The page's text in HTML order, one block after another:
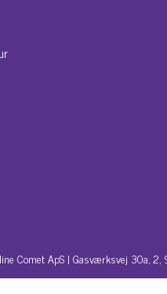
Comet ApS | Gasværksvej 30a,